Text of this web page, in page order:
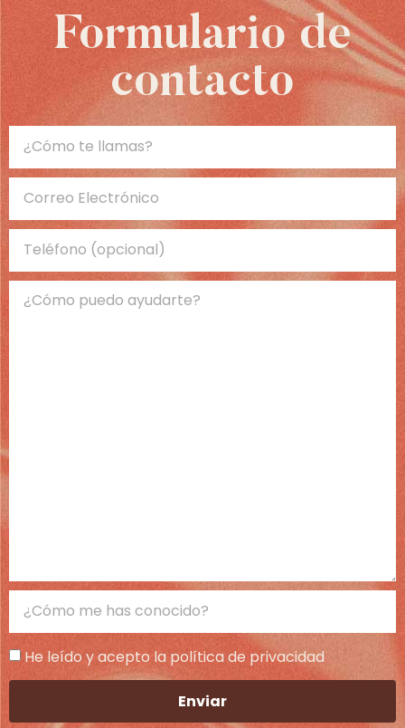
Formulario de
contacto
He leído y acepto la política de privacidad
Enviar